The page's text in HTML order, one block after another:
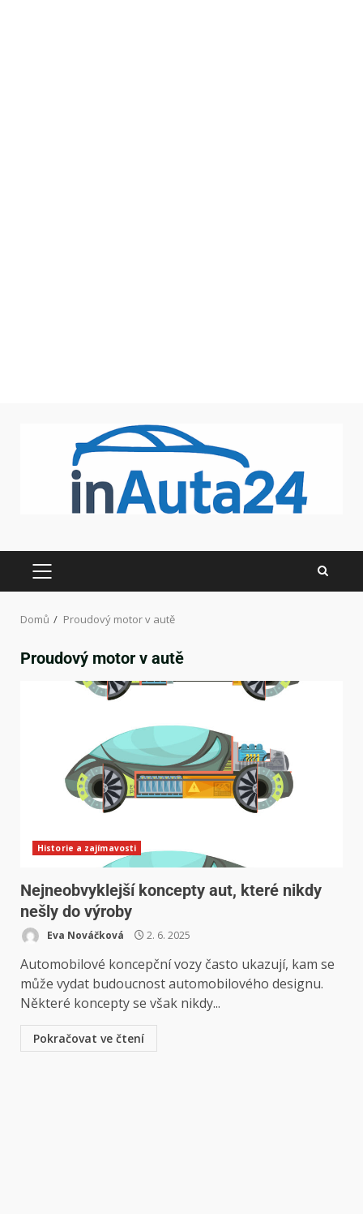
Domů Proudový motor v autě
Proudový motor v autě
Historie a zajímavosti
Nejneobvyklejší koncepty aut, které nikdy
nešly do výroby
Eva Nováčková 2. 6. 2025
Automobilové koncepční vozy často ukazují, kam se
může vydat budoucnost automobilového designu.
Některé koncepty se však nikdy...
Pokračovat ve čtení